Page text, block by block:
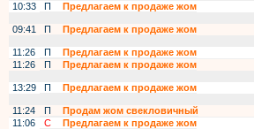
10:33
П Предлагаем к продаже жом
09:41
П Предлагаем к продаже жом
11:26
П Предлагаем к продаже жом
11:26
П Предлагаем к продаже жом
13:29
П Предлагаем к продаже жом
11:24
П Продам жом свекловичный
11:06
С Предлагаем к продаже жом